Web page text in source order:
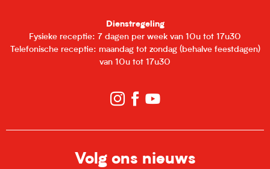
Dienstregeling
Fysieke receptie: 7 dagen per week van 10u tot 17u30
Telefonische receptie: maandag tot zondag (behalve feestdagen)
van 10u tot 17u30
Volg ons nieuws